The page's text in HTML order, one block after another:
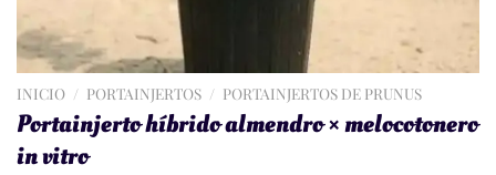
INICIO / PORTAINJERTOS / PORTAINJERTOS DE PRUNUS
Portainjerto híbrido almendro × melocotonero
in vitro